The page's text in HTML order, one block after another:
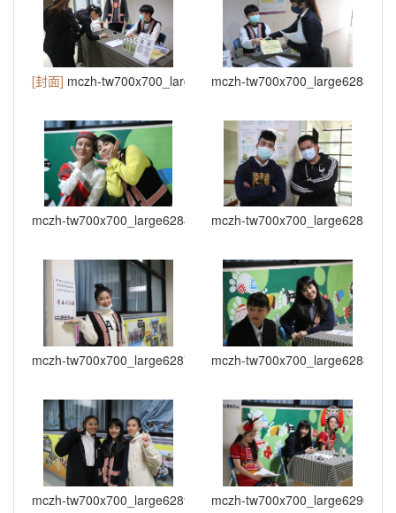
[封面] mczh-tw700x700_large6282_126165668423
mczh-
mczh-tw700x700_large6284_645075668424
mczh-
mczh-tw700x700_large6287_56293968424
mczh-
mczh-tw700x700_large6289_572749268424
mczh-